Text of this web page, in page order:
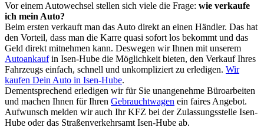
Vor einem Autowechsel stellen sich viele die Frage: wie verkaufe
ich mein Auto?
Beim ersten verkauft man das Auto direkt an einen Händler. Das hat
den Vorteil, dass man die Karre quasi sofort los bekommt und das
Geld direkt mitnehmen kann. Deswegen wir Ihnen mit unserem
Autoankaufin Isen-Hube die Möglichkeit bieten, den Verkauf Ihres
Fahrzeugs einfach, schnell und unkompliziert zu erledigen. Wir
kaufen Dein Auto in Isen-Hube.
Dementsprechend erledigen wir für Sie unangenehme Büroarbeiten
und machen Ihnen für Ihren Gebrauchtwagen ein faires Angebot.
Aufwunsch melden wir auch Ihr KFZ bei der Zulassungsstelle Isen-
Hube oder das Straßenverkehrsamt Isen-Hube ab.